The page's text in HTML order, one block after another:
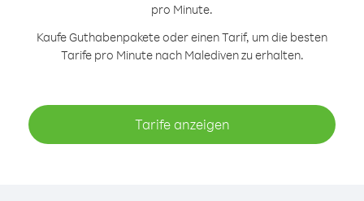
pro Minute.
Kaufe Guthabenpakete oder einen Tarif, um die besten
Tarife pro Minute nach Malediven zu erhalten.
Tarife anzeigen